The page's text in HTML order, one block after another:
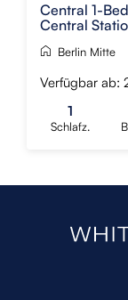
Central 1-
Central
Berlin Mitte
Verfügbar ab:
1
Schlafz.